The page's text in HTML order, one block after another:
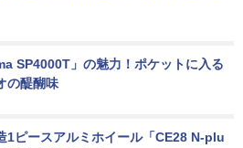
SP4000T」の魅力！ポケットに入る
の醍醐味
1ピースアルミホイール「CE28 N-plu